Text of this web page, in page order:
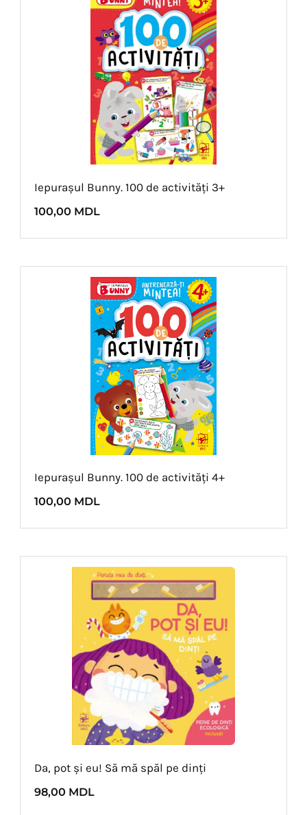
Iepurașul Bunny. 100 de activități 3+
100,00 MDL
Iepurașul Bunny. 100 de activități 4+
100,00 MDL
Da, pot și eu! Să mă spăl pe dinți
98,00 MDL